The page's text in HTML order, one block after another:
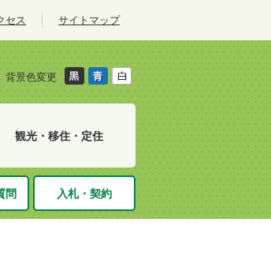
セス サイトマップ
背景色変更
観光・移住・定住
問 入札・契約